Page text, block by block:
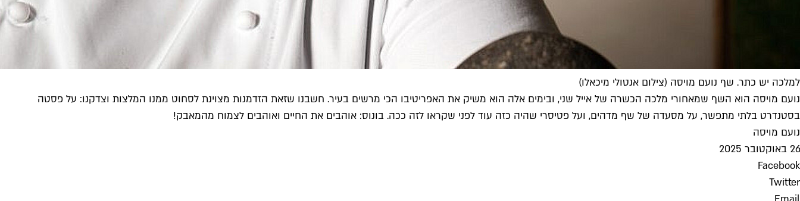
למלכה יש כתר. שף נועם מויסה (צילום אנטולי מיכאלו)
נועם מויסה הוא השף שמאחורי מלכה הכשרה של אייל שני, ובימים אלה הוא משיק את האפריטיבו הכי מרשים בעיר. חשבנו שזאת הזדמנות מצוינת לסחוט ממנו המלצות וצדקנו: על פסטה
בסטנדרט בלתי מתפשר, על מסעדה של שף מדהים, ועל פטיסרי שהיה כזה עוד לפני שקראו לזה ככה. בונוס: אוהבים את החיים ואוהבים לצמוח מהמאבק!
נועם מויסה
26 באוקטובר 2025
Facebook
Twitter